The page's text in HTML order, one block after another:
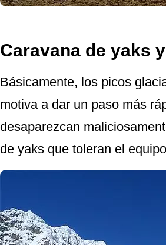
Caravana de yaks
Básicamente, los picos
motiva a dar un paso más
desaparezcan
de yaks que toleran el